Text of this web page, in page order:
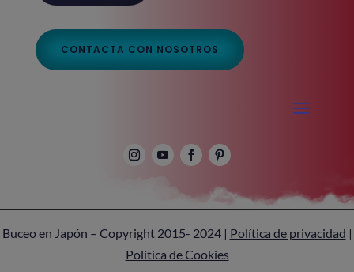
CONTACTA CON NOSOTROS
Buceo en Japón – Copyright 2015- 2024 | Política de privacidad |
Política de Cookies